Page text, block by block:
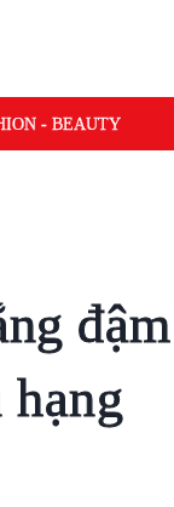
- BEAUTY